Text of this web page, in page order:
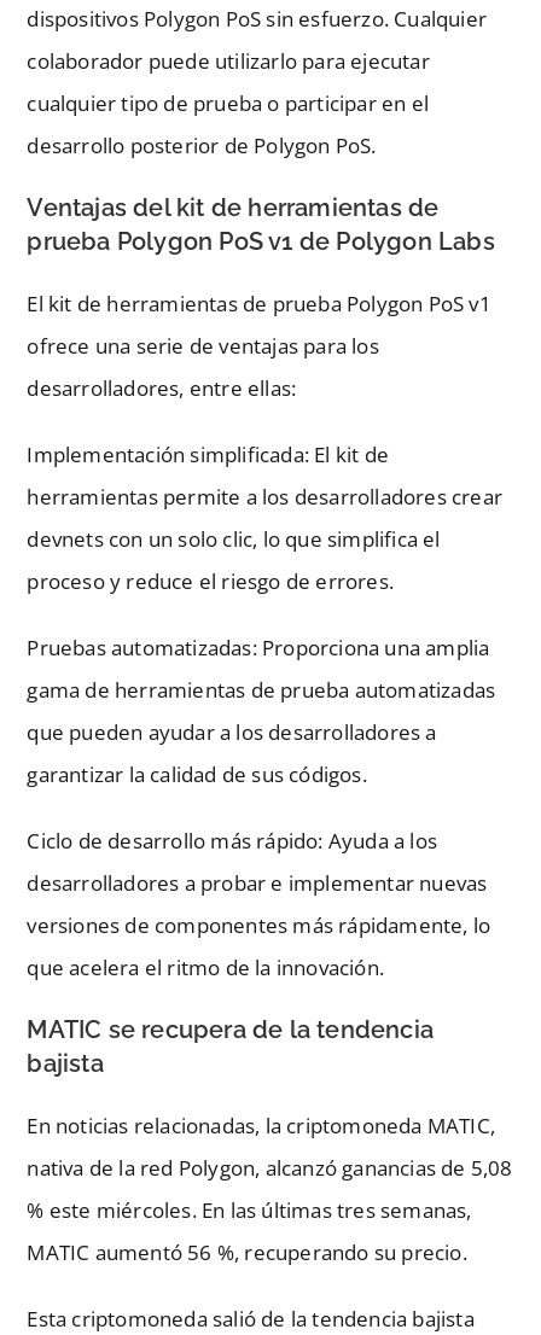
dispositivos Polygon PoS sin esfuerzo. Cualquier
colaborador puede utilizarlo para ejecutar
cualquier tipo de prueba o participar en el
desarrollo posterior de Polygon PoS.
Ventajas del kit de herramientas de
prueba Polygon PoS v1 de Polygon Labs
El kit de herramientas de prueba Polygon PoS v1
ofrece una serie de ventajas para los
desarrolladores, entre ellas:
Implementación simplificada: El kit de
herramientas permite a los desarrolladores crear
devnets con un solo clic, lo que simplifica el
proceso y reduce el riesgo de errores.
Pruebas automatizadas: Proporciona una amplia
gama de herramientas de prueba automatizadas
que pueden ayudar a los desarrolladores a
garantizar la calidad de sus códigos.
Ciclo de desarrollo más rápido: Ayuda a los
desarrolladores a probar e implementar nuevas
versiones de componentes más rápidamente, lo
que acelera el ritmo de la innovación.
MATIC se recupera de la tendencia
bajista
En noticias relacionadas, la criptomoneda MATIC,
nativa de la red Polygon, alcanzó ganancias de 5,08
% este miércoles. En las últimas tres semanas,
MATIC aumentó 56 %, recuperando su precio.
Esta criptomoneda salió de la tendencia bajista